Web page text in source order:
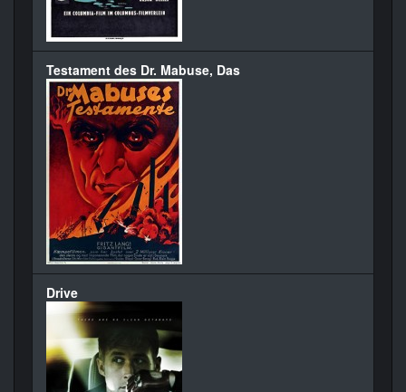
Testament des Dr. Mabuse, Das
Drive